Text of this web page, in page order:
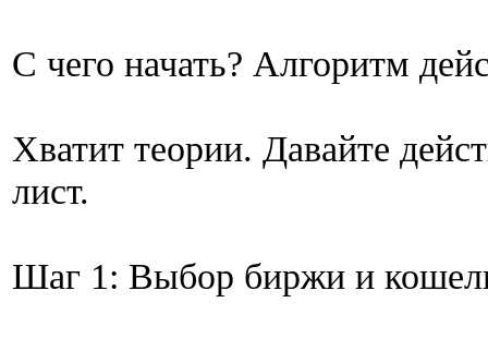
С чего начать? Алгоритм
Хватит теории. Давайте
лист.
Шаг 1: Выбор биржи и